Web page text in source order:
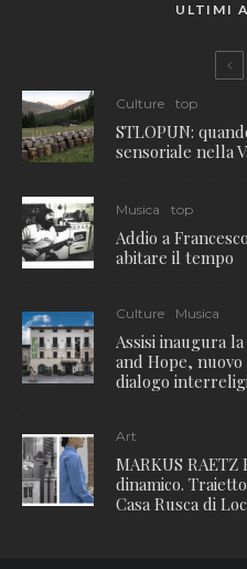
ULTIMI
Culture top
STLOPUN:
sensoriale nella
Musica top
Addio a
abitare il tempo
Culture Musica
Assisi inaugura
and Hope,
dialogo
Art
MARKUS RAETZ
dinamico.
Casa Rusca di